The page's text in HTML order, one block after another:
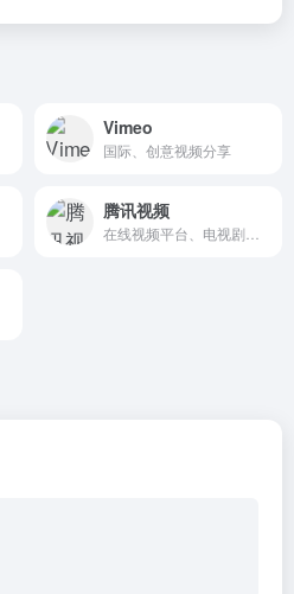
Vimeo
国际、创意视频分享
腾讯视频